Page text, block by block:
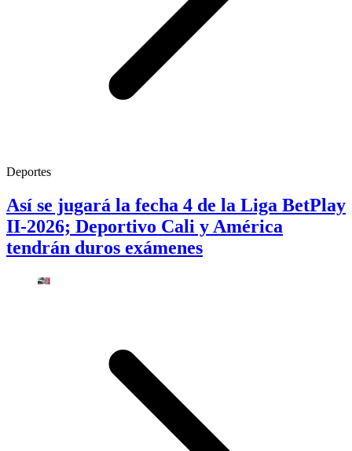
Deportes
Así se jugará la fecha 4 de la Liga BetPlay
II-2026; Deportivo Cali y América
tendrán duros exámenes